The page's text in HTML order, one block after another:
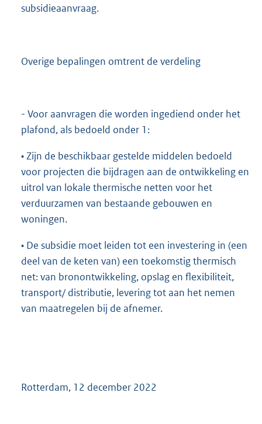
subsidieaanvraag.
Overige bepalingen omtrent de verdeling
- Voor aanvragen die worden ingediend onder het
plafond, als bedoeld onder 1:
• Zijn de beschikbaar gestelde middelen bedoeld
voor projecten die bijdragen aan de ontwikkeling en
uitrol van lokale thermische netten voor het
verduurzamen van bestaande gebouwen en
woningen.
• De subsidie moet leiden tot een investering in (een
deel van de keten van) een toekomstig thermisch
net: van bronontwikkeling, opslag en flexibiliteit,
transport/ distributie, levering tot aan het nemen
van maatregelen bij de afnemer.
Rotterdam, 12 december 2022